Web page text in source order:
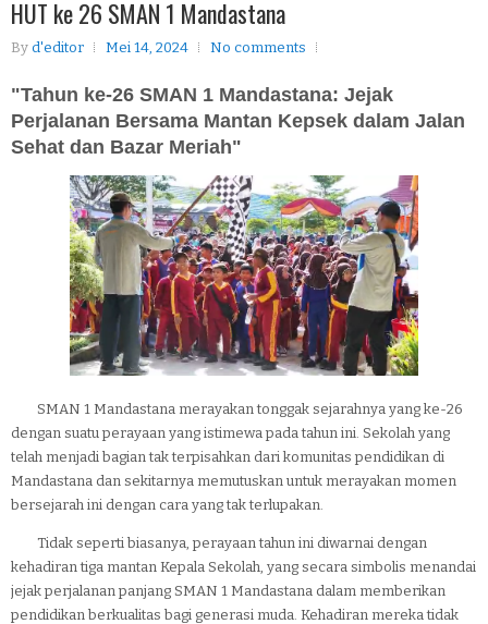
HUT ke 26 SMAN 1 Mandastana
By d'editor Mei 14, 2024 No comments
"Tahun ke-26 SMAN 1 Mandastana: Jejak
Perjalanan Bersama Mantan Kepsek dalam Jalan
Sehat dan Bazar Meriah"
SMAN 1 Mandastana merayakan tonggak sejarahnya yang ke-26
dengan suatu perayaan yang istimewa pada tahun ini. Sekolah yang
telah menjadi bagian tak terpisahkan dari komunitas pendidikan di
Mandastana dan sekitarnya memutuskan untuk merayakan momen
bersejarah ini dengan cara yang tak terlupakan.
Tidak seperti biasanya, perayaan tahun ini diwarnai dengan
kehadiran tiga mantan Kepala Sekolah, yang secara simbolis menandai
jejak perjalanan panjang SMAN 1 Mandastana dalam memberikan
pendidikan berkualitas bagi generasi muda. Kehadiran mereka tidak